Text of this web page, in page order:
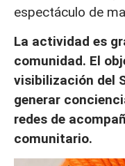
espectáculo de
La actividad es
comunidad. El
visibilización del
generar
redes de
comunitario.